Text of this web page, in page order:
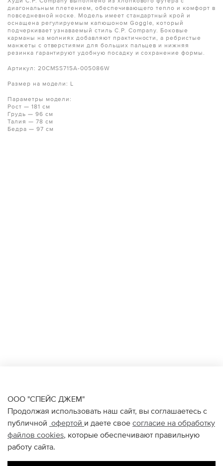
диагональным плетением, обеспечивающего тепло и комфорт в
повседневной носке. Модель имеет стандартный крой и
оснащена регулируемым капюшоном Goggle, который
подчеркивает узнаваемый стиль C.P. Company. Боковые
карманы на молниях добавляют практичности, а ребристые
манжеты с отверстиями для больших пальцев и нижняя
резинка гарантируют удобную посадку и сохранение формы.
Артикул: 20CMSS715A-005086W
Размер на модели: L
Параметры модели:
Рост — 181 см
Грудь — 96 см
Талия — 78 см
Бедра — 97 см
ООО "СПЕЙС ДЖЕМ"
Продолжая использовать наш сайт, вы соглашаетесь с
публичной офертой и даете свое согласие на обработку
файлов cookies, которые обеспечивают правильную
работу сайта.